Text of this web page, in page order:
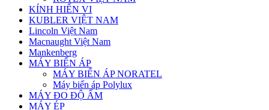
KÍNH HIỂN VI
KUBLER VIỆT NAM
Lincoln Việt Nam
Macnaught Việt Nam
Mankenberg
MÁY BIẾN ÁP
MÁY BIẾN ÁP NORATEL
Máy biến áp Polylux
MÁY ĐO ĐỘ ẨM
MÁY ÉP